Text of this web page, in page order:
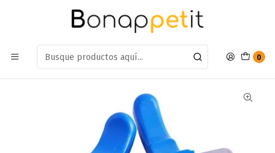
0
Estamos en: Antumalal 612, Quilicura Míranos en Maps
Peine Para Perro Saca Pelo Azul Pequeño